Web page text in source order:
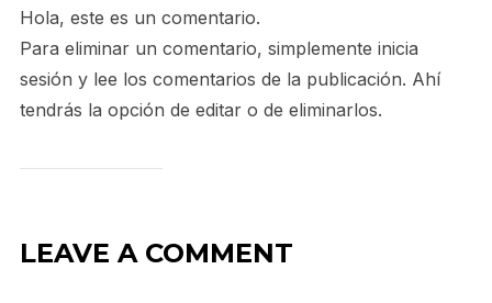
Hola, este es un comentario.
Para eliminar un comentario, simplemente inicia
sesión y lee los comentarios de la publicación. Ahí
tendrás la opción de editar o de eliminarlos.
LEAVE A COMMENT